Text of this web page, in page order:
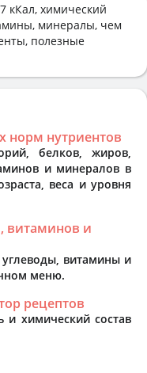
кКал, химический
минералы, чем
полезные
норм нутриентов
белков, жиров,
и минералов в
веса и уровня
витаминов и
витамины и
меню.
рецептов
и химический состав